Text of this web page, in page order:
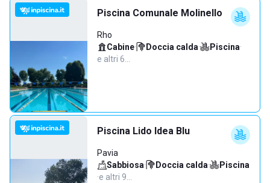
Piscina Comunale Molinello
Rho
Cabine· Doccia calda· Piscina·
e altri 6…
Piscina Lido Idea Blu
Pavia
Sabbiosa· Doccia calda·
Piscina
·e altri 9…